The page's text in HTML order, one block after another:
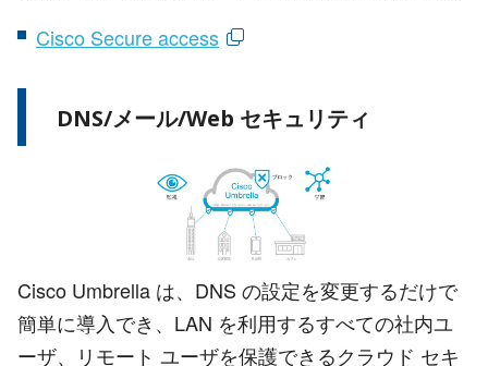
Cisco Secure access
DNS/メール/Web セキュリティ
Cisco Umbrella は、DNS の設定を変更するだけで
簡単に導入でき、LAN を利用するすべての社内ユ
ーザ、リモート ユーザを保護できるクラウド セキ